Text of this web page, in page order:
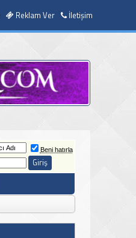
Reklam Ver İletişim
Beni hatırla